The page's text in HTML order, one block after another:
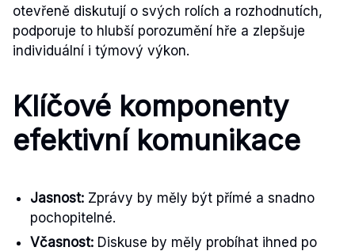
otevřeně diskutují o svých rolích a rozhodnutích,
podporuje to hlubší porozumění hře a zlepšuje
individuální i týmový výkon.
Klíčové komponenty
efektivní komunikace
Jasnost: Zprávy by měly být přímé a snadno
pochopitelné.
Včasnost: Diskuse by měly probíhat ihned po